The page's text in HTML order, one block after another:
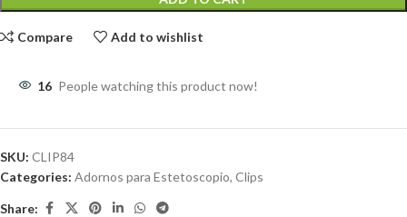
Compare Add to wishlist
16 People watching this product now!
SKU: CLIP84
Categories: Adornos para Estetoscopio, Clips
Share: